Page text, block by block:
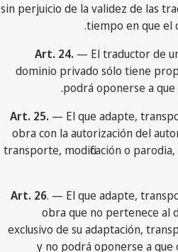
sin perjuicio de la validez de las
tiempo en que el
Art. 24. — El traductor de
dominio privado sólo tiene
podrá oponerse a
Art. 25. — El que adapte,
obra con la autorización del
transporte, modificación o
Art. 26. — El que adapte,
obra que no pertenece al
exclusivo de su adaptación,
y no podrá oponerse a